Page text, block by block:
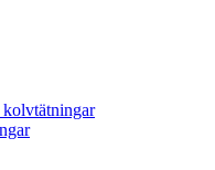
kolvtätningar